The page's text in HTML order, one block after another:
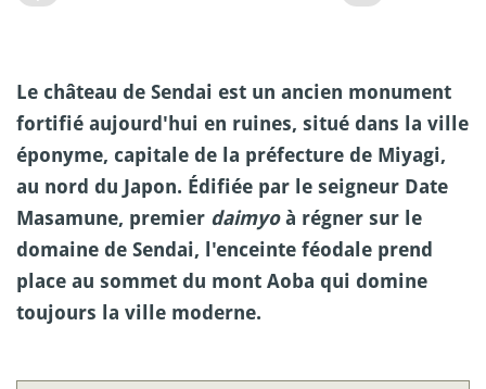
Le château de Sendai est un ancien monument
fortifié aujourd'hui en ruines, situé dans la ville
éponyme, capitale de la préfecture de Miyagi,
au nord du Japon. Édifiée par le seigneur Date
Masamune, premier daimyoà régner sur le
domaine de Sendai, l'enceinte féodale prend
place au sommet du mont Aoba qui domine
toujours la ville moderne.